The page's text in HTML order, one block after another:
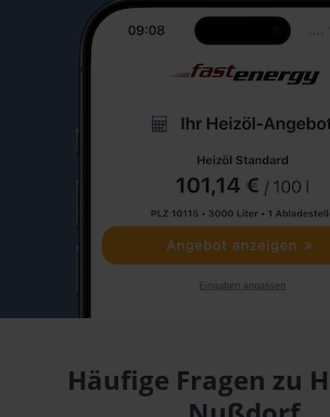
Häufige Fragen zu